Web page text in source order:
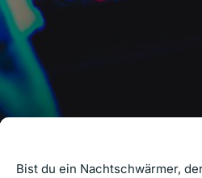
Bist du ein Nachtschwärmer,